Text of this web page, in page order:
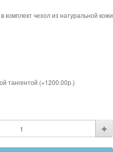
комплект чехол из натуральной кожи
тангентой (+1200.00р.)